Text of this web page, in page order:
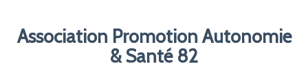
SOINS ET SANTÉ
Association Promotion Autonomie
& Santé 82